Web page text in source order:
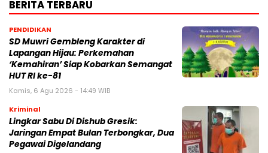
BERITA TERBARU
PENDIDIKAN
SD Muwri Gembleng Karakter di
Lapangan Hijau: Perkemahan
‘Kemahiran’ Siap Kobarkan Semangat
HUT RI ke-81
Kamis, 6 Agu 2026 - 14:49 WIB
Kriminal
Lingkar Sabu Di Dishub Gresik:
Jaringan Empat Bulan Terbongkar, Dua
Pegawai Digelandang